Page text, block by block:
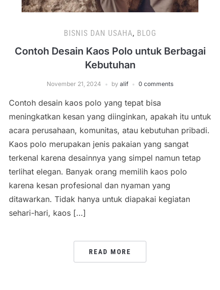
BISNIS DAN USAHA, BLOG
Contoh Desain Kaos Polo untuk Berbagai
Kebutuhan
November 21, 2024 by alif 0 comments
Contoh desain kaos polo yang tepat bisa
meningkatkan kesan yang diinginkan, apakah itu untuk
acara perusahaan, komunitas, atau kebutuhan pribadi.
Kaos polo merupakan jenis pakaian yang sangat
terkenal karena desainnya yang simpel namun tetap
terlihat elegan. Banyak orang memilih kaos polo
karena kesan profesional dan nyaman yang
ditawarkan. Tidak hanya untuk diapakai kegiatan
sehari-hari, kaos […]
READ MORE